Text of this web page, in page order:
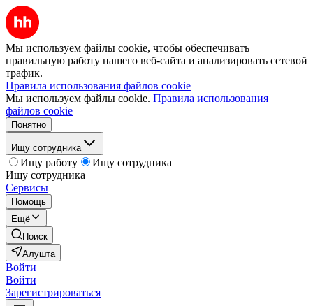
Мы используем файлы cookie, чтобы обеспечивать
правильную работу нашего веб-сайта и анализировать сетевой
трафик.
Правила использования файлов cookie
Мы используем файлы cookie. Правила использования
файлов cookie
Понятно
Ищу сотрудника
Ищу работу
Ищу сотрудника
Ищу сотрудника
Сервисы
Помощь
Ещё
Поиск
Алушта
Войти
Войти
Зарегистрироваться